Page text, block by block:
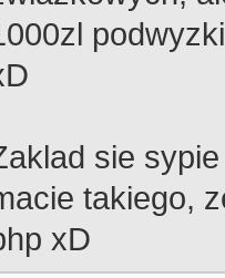
sie
takiego,
xD